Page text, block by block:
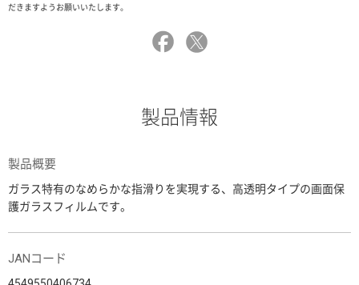
だきますようお願いいたします。
製品情報
製品概要
ガラス特有のなめらかな指滑りを実現する、高透明タイプの画面保
護ガラスフィルムです。
JANコード